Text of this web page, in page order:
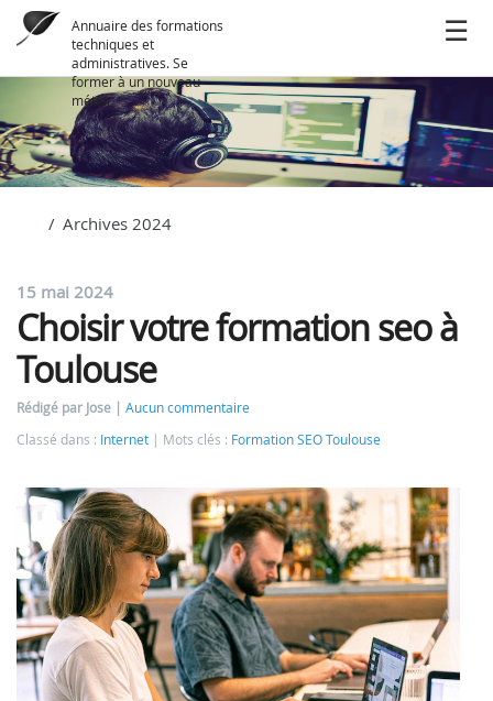
Annuaire des formations
techniques et
administratives. Se
former à un nouveau
métier
Archives 2024
15 mai 2024
Choisir votre formation seo à
Toulouse
Rédigé par Jose
Aucun commentaire
Classé dans : Internet Mots clés : Formation SEO Toulouse